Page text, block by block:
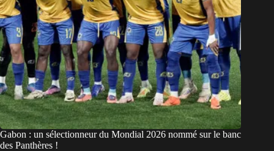
Gabon : un sélectionneur du Mondial 2026 nommé sur le banc
des Panthères !